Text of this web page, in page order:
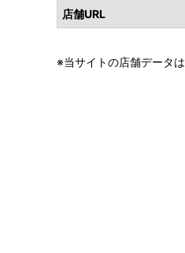
店舗URL
※当サイトの店舗データは